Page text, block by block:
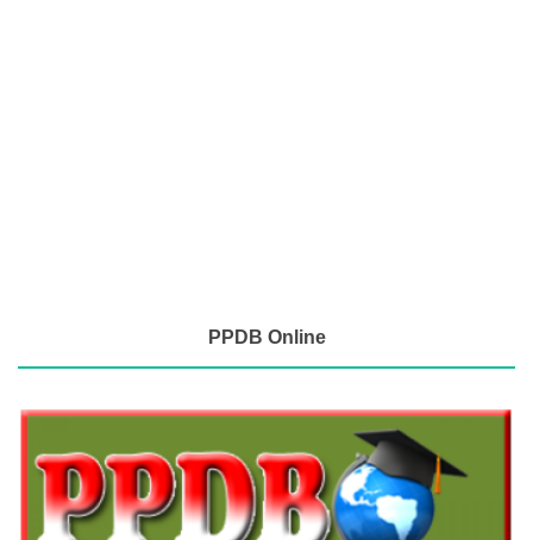
PPDB Online